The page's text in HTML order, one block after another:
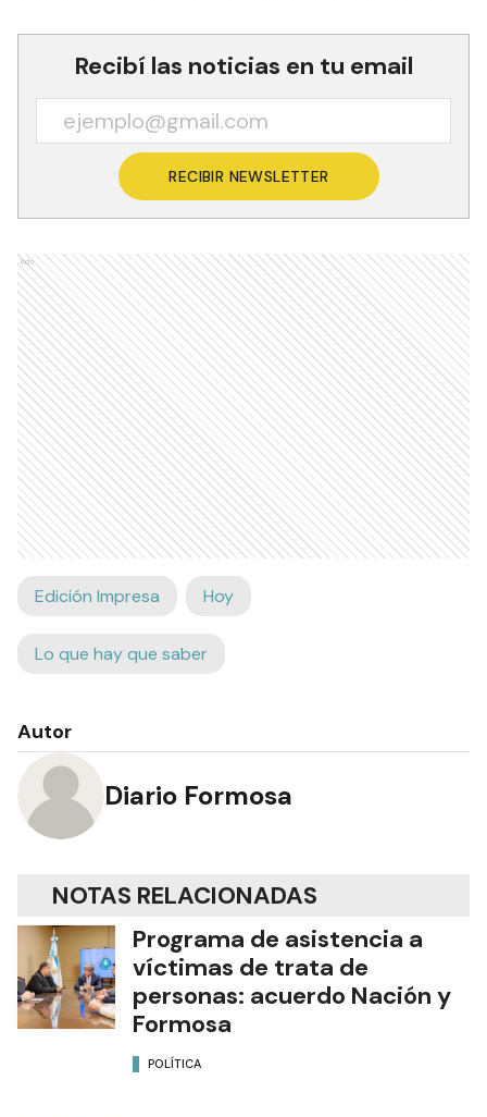
Recibí las noticias en tu email
RECIBIR NEWSLETTER
Ads
Edición Impresa Hoy
Lo que hay que saber
Autor
Diario Formosa
NOTAS RELACIONADAS
Programa de asistencia a
víctimas de trata de
personas: acuerdo Nación y
Formosa
POLÍTICA